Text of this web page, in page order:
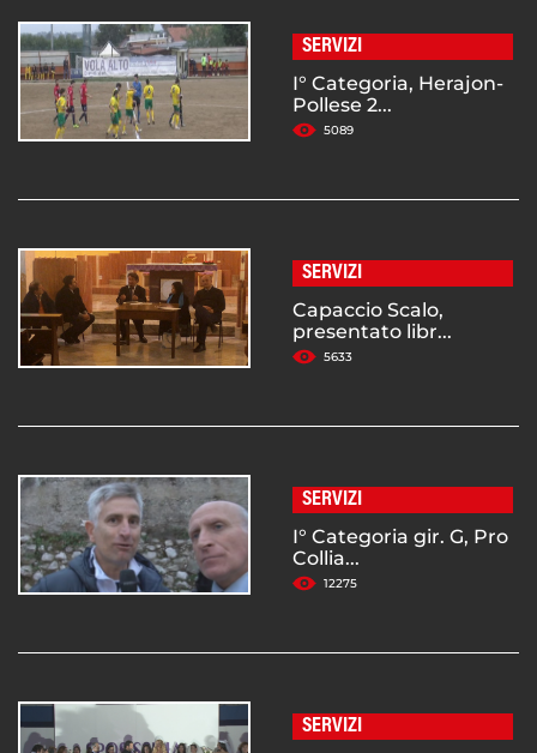
SERVIZI
I° Categoria, Herajon-
Pollese 2...
5089
SERVIZI
Capaccio Scalo,
presentato libr...
5633
SERVIZI
I° Categoria gir. G, Pro
Collia...
12275
SERVIZI